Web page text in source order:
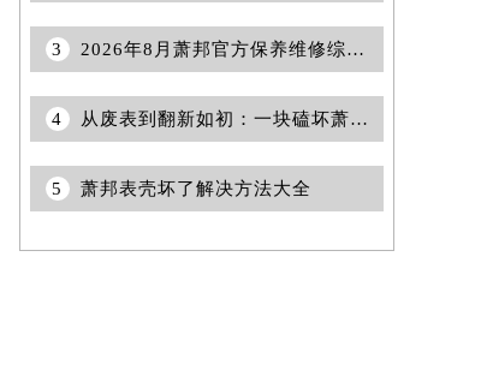
3 2026年8月萧邦官方保养维修综合站搬迁及新增服务点公示
4 从废表到翻新如初：一块磕坏萧邦的重生记
5 萧邦表壳坏了解决方法大全